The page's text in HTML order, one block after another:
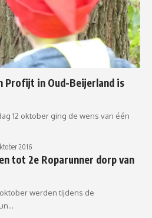
Profijt in Oud-Beijerland is
12 oktober ging de wens van één
2016
tot 2e Roparunner dorp van
oktober werden tijdens de